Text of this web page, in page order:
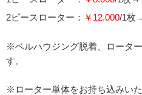
2ピースローター： ￥12.000/1枚
※ベルハウジング脱着、ロータ
す。
※ローター単体をお持ち込みい